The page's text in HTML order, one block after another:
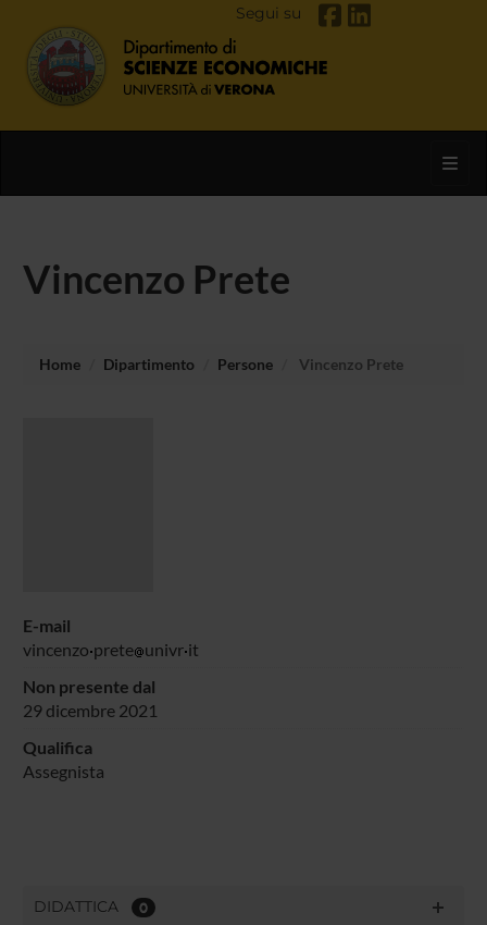
Segui su
Vincenzo Prete
Home Dipartimento Persone Vincenzo Prete
E-mail
vincenzo prete univr it
Non presente dal
29 dicembre 2021
Qualifica
Assegnista
DIDATTICA 0